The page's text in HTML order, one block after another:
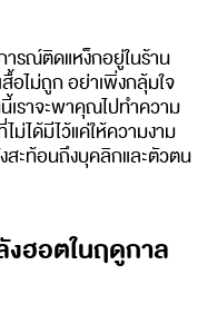
ารณ์ติดแหง็กอยู่ในร้าน
อไม่ถูก อย่าเพิ่งกลุ้มใจ
เราจะพาคุณไปทำความ
ไม่ได้มีไว้แค่ให้ความงาม
สะท้อนถึงบุคลิกและตัวตน
ฮอตในฤดูกาล